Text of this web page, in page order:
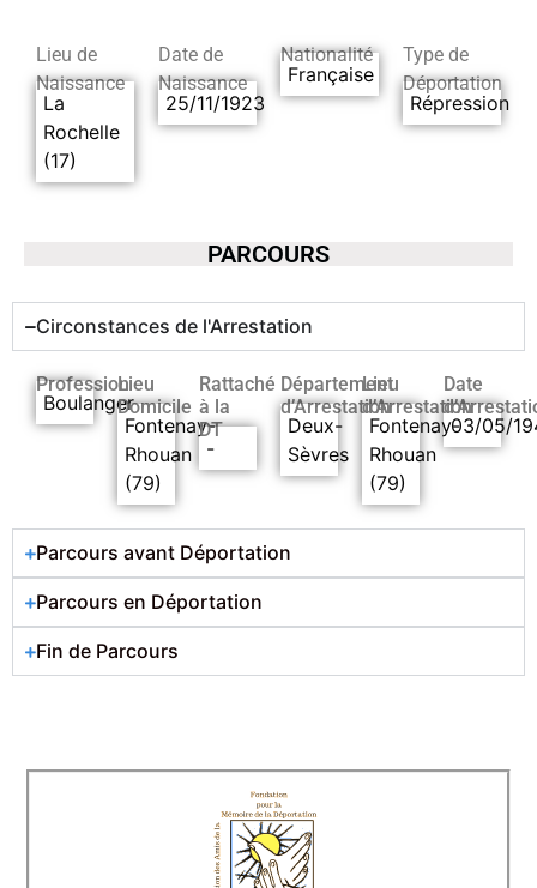
Lieu de
Naissance
La
Rochelle
(17)
Date de
Naissance
25/11/1923
Nationalité
Française
Type de
Déportation
Répression
PARCOURS
Circonstances de l'Arrestation
Profession
Boulanger
Lieu
Domicile
Fontenay-
Rhouan
(79)
Rattaché
à la
DT
-
Département
d’Arrestation
Deux-
Sèvres
Lieu
d’Arrestation
Fontenay-
Rhouan
(79)
Date
03/05/
Parcours avant Déportation
Parcours en Déportation
Fin de Parcours